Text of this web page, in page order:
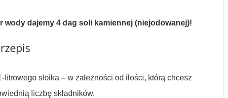
wody dajemy 4 dag soli kamiennej (niejodowanej)!
litrowego słoika – w zależności od ilości, którą chcesz
liczbę składników.